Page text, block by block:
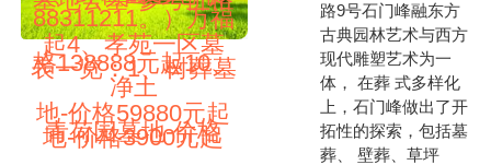
88311211。）万福
净土
格138888元起10、
青荷园墓地-价格
起4、孝苑一区墓
地-价格59880元起
表一览：1、树葬墓
地-价格3900元起
路9号石门峰融东方
古典园林艺术与西方
现代雕塑艺术为一
体， 在葬 式多样化
上，石门峰做出了开
拓性的探索，包括墓
葬、 壁葬、草坪